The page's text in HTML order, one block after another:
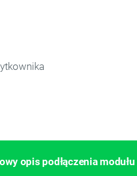
opis podłączenia